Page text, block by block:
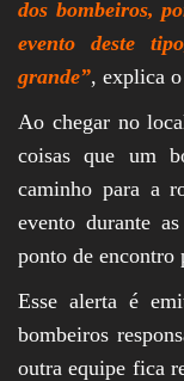
dos bombeiros,
evento deste
grande”, explica
Ao chegar no
coisas que um
caminho para a
evento durante
ponto de encontro
Esse alerta é
bombeiros
outra equipe fica